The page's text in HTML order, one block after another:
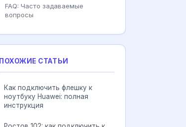
FAQ: Часто задаваемые
вопросы
ПОХОЖИЕ СТАТЬИ
Как подключить флешку к
ноутбуку Huawei: полная
инструкция